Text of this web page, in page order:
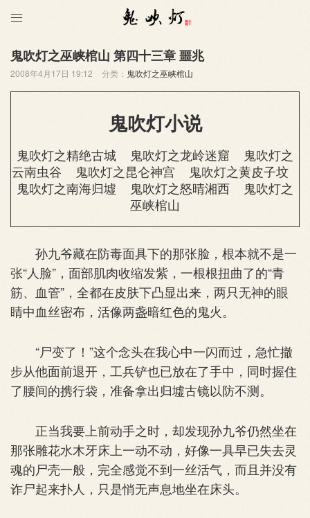

鬼吹灯之巫峡棺山 第四十三章 噩兆
2008年4月17日 19:12 分类： 鬼吹灯之巫峡棺山
鬼吹灯小说
鬼吹灯之精绝古城 鬼吹灯之龙岭迷窟
鬼吹灯之
云南虫谷
鬼吹灯之昆仑神宫
鬼吹灯之黄皮子坟
鬼吹灯之南海归墟
鬼吹灯之怒晴湘西
鬼吹灯之
巫峡棺山
孙九爷藏在防毒面具下的那张脸，根本就不是一
张“人脸”，面部肌肉收缩发紫，一根根扭曲了的“青
筋、血管”，全都在皮肤下凸显出来，两只无神的眼
睛中血丝密布，活像两盏暗红色的鬼火。
“尸变了！”这个念头在我心中一闪而过，急忙撤
步从他面前退开，工兵铲也已放在了手中，同时握住
了腰间的携行袋，准备拿出归墟古镜以防不测。
正当我要上前动手之时，却发现孙九爷仍然坐在
那张雕花水木牙床上一动不动，好像一具早已失去灵
魂的尸壳一般，完全感觉不到一丝活气，而且并没有
诈尸起来扑人，只是悄无声息地坐在床头。